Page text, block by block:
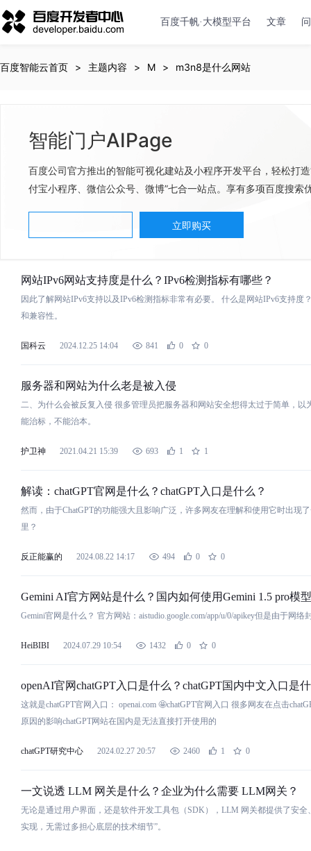
百度千帆·大模型平台 文章
百度智能云首页 主题内容 M m3n8是什么网站
智能门户AIPage
百度公司官方推出的智能可视化建站及小程序开发平台，轻松打
付宝小程序、微信公众号、微博”七合一站点。享有多项百度搜
立即购买
网站IPv6网站支持度是什么 ？IPv6检测指标有哪些？
因此了解网站IPv6支持以及IPv6检测指标非常有必要。 什么是 网站IPv6支持度
和兼容性。
国科云 2024.12.25 14:04 841 0 0
服务器和网站为什么老是被入侵
二、为什么会被反复入侵 很多管理员把服务器和 网站安全想得太过于简单，以
能治标，不能治本。
护卫神 2021.04.21 15:39 693 1 1
解读：chatGPT官网 是什么 ？chatGPT入口是什么 ？
然而，由于ChatGPT的功能强大且影响广泛，许多 网友在理解和使用它时出现
里？
反正能赢的 2024.08.22 14:17 494 0 0
Gemini AI官方网站是什么 ？国内如何使用Gemini 1.5 pro模
Gemini官 网 是什么 ？ 官方网站 ：aistudio.google.com/app/u/0/apikey但是由于网络
HeiBIBI 2024.07.29 10:54 1432 0 0
openAI官网chatGPT入口是什么 ？chatGPT国内中文入口是什
这就是chatGPT官 网 入口： openai.com 🤩chatGPT官 网 入口 很多 网友在点击
原因的影响chatGPT网站在国内是无法直接打开使用的
chatGPT研究中心 2024.02.27 20:57 2460 1 0
一文说透 LLM 网 关是什么 ？企业为什么需要 LLM网 关？
无论是通过用户界面，还是软件开发工具包（SDK），LLM 网 关都提供了安全
实现，无需过多担心底层的技术细节”。